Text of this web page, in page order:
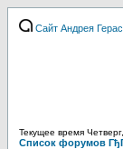
Сайт Андрея
Текущее время
Список форумов ГђГ